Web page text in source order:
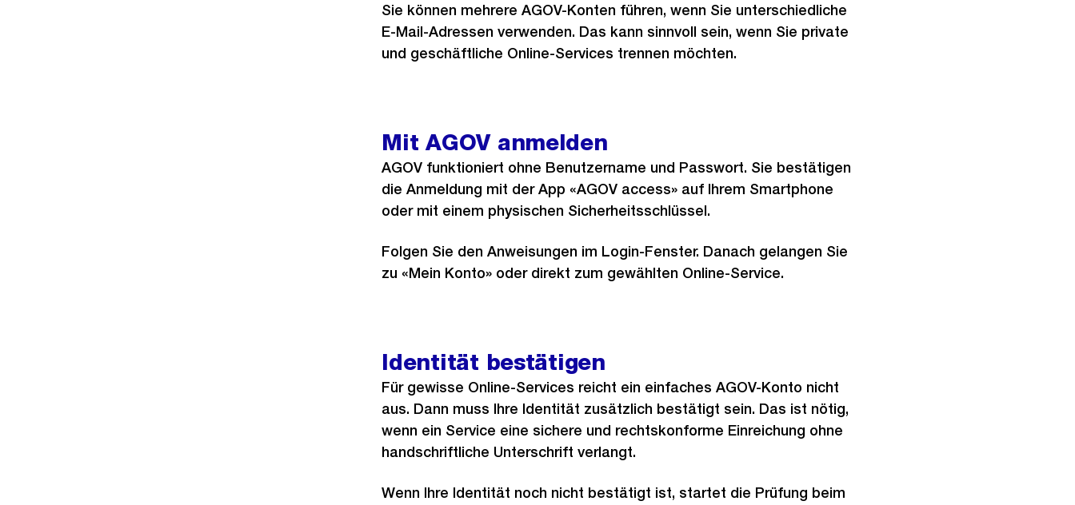
Sie können mehrere AGOV-Konten führen, wenn Sie unterschiedliche
E-Mail-Adressen verwenden. Das kann sinnvoll sein, wenn Sie private
und geschäftliche Online-Services trennen möchten.
Mit AGOV anmelden
AGOV funktioniert ohne Benutzername und Passwort. Sie bestätigen
die Anmeldung mit der App «AGOV access» auf Ihrem Smartphone
oder mit einem physischen Sicherheitsschlüssel.
Folgen Sie den Anweisungen im Login-Fenster. Danach gelangen Sie
zu «Mein Konto» oder direkt zum gewählten Online-Service.
Identität bestätigen
Für gewisse Online-Services reicht ein einfaches AGOV-Konto nicht
aus. Dann muss Ihre Identität zusätzlich bestätigt sein. Das ist nötig,
wenn ein Service eine sichere und rechtskonforme Einreichung ohne
handschriftliche Unterschrift verlangt.
Wenn Ihre Identität noch nicht bestätigt ist, startet die Prüfung beim